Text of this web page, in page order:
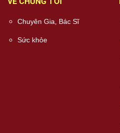
Chuyên Gia, Bác Sĩ
Sức khỏe